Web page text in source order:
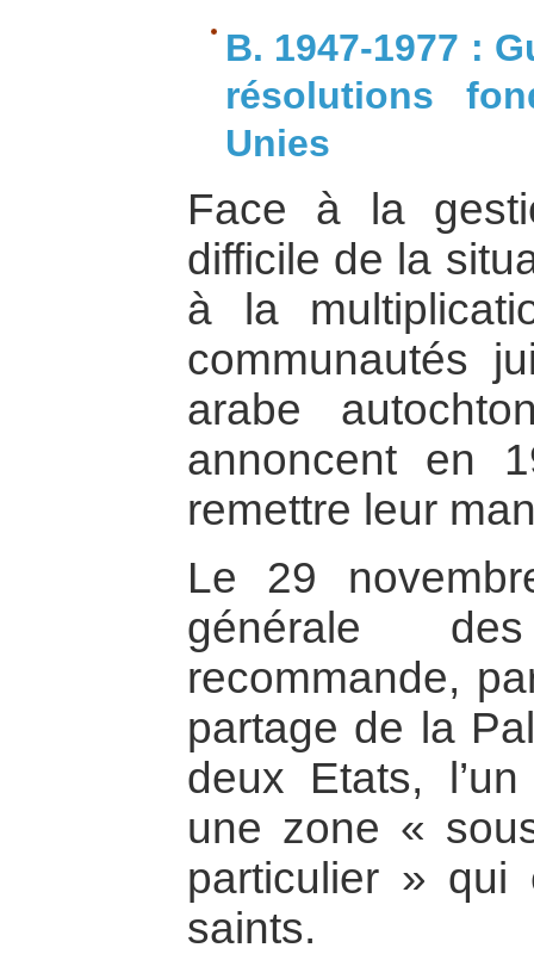
B. 1947-1977 :
résolutions
Unies
Face à la
difficile de la
à la
communautés
arabe
annoncent en
remettre leur
Le 29
générale
recommande,
partage de la
deux Etats,
une zone «
particulier » qui
saints.